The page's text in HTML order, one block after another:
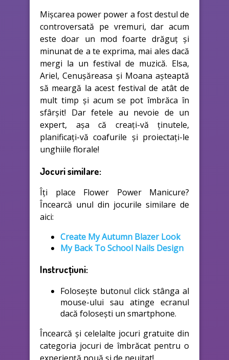
Mișcarea power power a fost destul de
controversată pe vremuri, dar acum
este doar un mod foarte drăguț și
minunat de a te exprima, mai ales dacă
mergi la un festival de muzică. Elsa,
Ariel, Cenușăreasa și Moana așteaptă
să meargă la acest festival de atât de
mult timp și acum se pot îmbrăca în
sfârșit! Dar fetele au nevoie de un
expert, așa că creați-vă ținutele,
planificați-vă coafurile și proiectați-le
unghiile florale!
Jocuri similare:
Îți place Flower Power Manicure?
Încearcă unul din jocurile similare de
aici:
Create My Autumn Blazer Look
My Back To School Nails Design
Instrucțiuni:
Folosește butonul click stânga al
mouse-ului sau atinge ecranul
dacă folosești un smartphone.
Încearcă și celelalte jocuri gratuite din
categoria jocuri de îmbrăcat pentru o